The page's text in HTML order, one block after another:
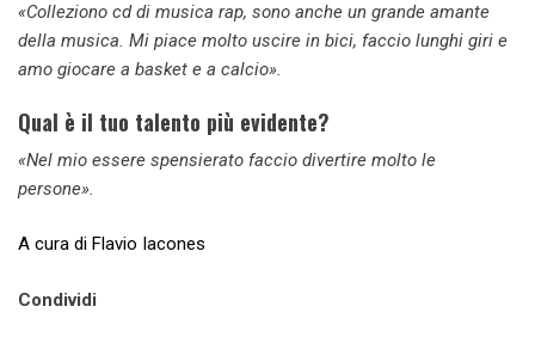
«Colleziono cd di musica rap, sono anche un grande amante
della musica. Mi piace molto uscire in bici, faccio lunghi giri e
amo giocare a basket e a calcio».
Qual è il tuo talento più evidente?
«Nel mio essere spensierato faccio divertire molto le
persone».
A cura di Flavio Iacones
Condividi